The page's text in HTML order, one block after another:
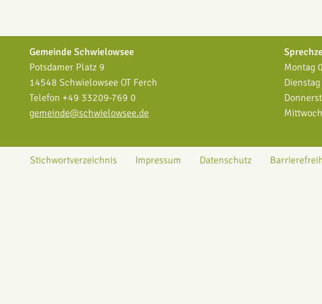
Gemeinde Schwielowsee
Potsdamer Platz 9
14548 Schwielowsee OT Ferch
Telefon +49 33209-769 0
gemeinde@schwielowsee.de
Montag
Stichwortverzeichnis Impressum Datenschutz